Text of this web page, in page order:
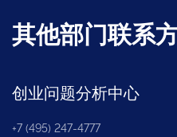
其他部门联系
创业问题分析中心
+7 (495) 247-4777